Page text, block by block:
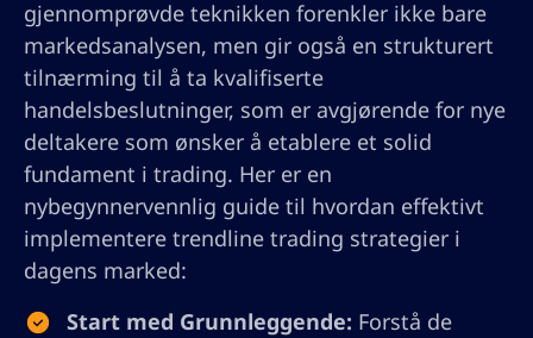
gjennomprøvde teknikken forenkler ikke bare
markedsanalysen, men gir også en strukturert
tilnærming til å ta kvalifiserte
handelsbeslutninger, som er avgjørende for nye
deltakere som ønsker å etablere et solid
fundament i trading. Her er en
nybegynnervennlig guide til hvordan effektivt
implementere trendline trading strategier i
dagens marked:
Start med Grunnleggende: Forstå de